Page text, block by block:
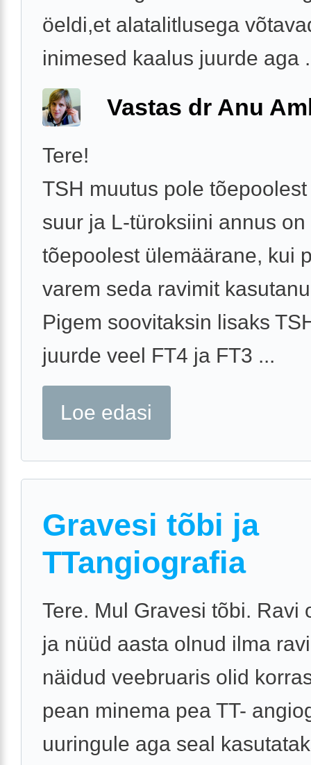
öeldi,et alatalitlusega
inimesed kaalus juurde aga
Vastas dr Anu
Tere!
TSH muutus pole
suur ja L-türoksiini annus on
tõepoolest ülemäärane, kui
varem seda ravimit
Pigem soovitaksin lisaks
juurde veel FT4 ja FT3 ...
Loe edasi
Gravesi tõbi ja
TTangiografia
Tere. Mul Gravesi tõbi. Ravi
ja nüüd aasta olnud ilma
näidud veebruaris olid
pean minema pea TT-
uuringule aga seal